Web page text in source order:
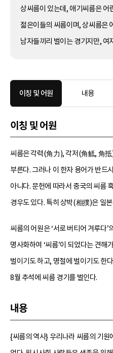
상씨름이 있는데, 애기씨름은 어
젊은이들의 씨름이며, 상씨름은
남자들끼리 벌이는 경기지만, 여
이칭 및 어원 내용
이칭 및 어원
씨름은 각력(角力), 각저(角觝, 角
부른다. 그러나 이 한자 용어가 반드
아니다. 문헌에 따라서 중국의 씨름
경우도 있다. 특히 상박(相撲)은 일
씨름의 어원은 ‘서로 버티어 겨루다’
명사화하여 ‘씨름’이 되었다는 견해
벌이기도 하고, 명절에 벌이기도 한
8월 추석에 씨름 경기를 벌인다.
내용
{씨름의 역사} 우리나라 씨름의 기원